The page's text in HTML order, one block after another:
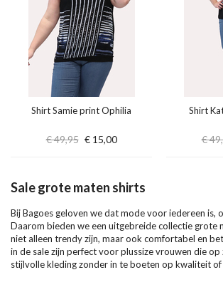
Shirt Samie print Ophilia
€ 49,95 € 15,00
Shirt
€
Sale grote maten shirts
Bij Bagoes geloven we dat mode voor iedereen is,
Daarom bieden we een uitgebreide collectie grote
niet alleen trendy zijn, maar ook comfortabel en
in de sale zijn perfect voor plussize vrouwen die op
stijlvolle kleding zonder in te boeten op kwaliteit